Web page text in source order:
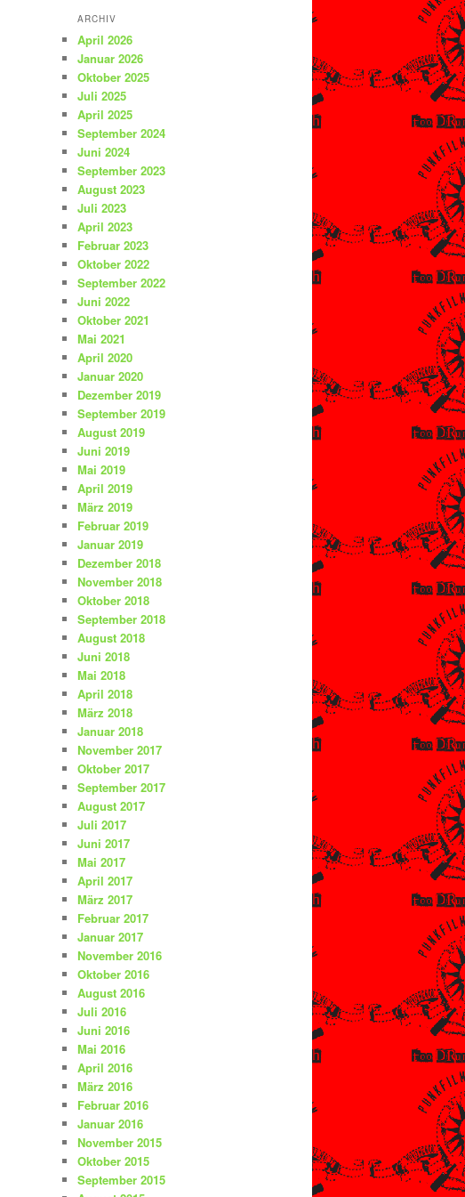
ARCHIV
April 2026
Januar 2026
Oktober 2025
Juli 2025
April 2025
September 2024
Juni 2024
September 2023
August 2023
Juli 2023
April 2023
Februar 2023
Oktober 2022
September 2022
Juni 2022
Oktober 2021
Mai 2021
April 2020
Januar 2020
Dezember 2019
September 2019
August 2019
Juni 2019
Mai 2019
April 2019
März 2019
Februar 2019
Januar 2019
Dezember 2018
November 2018
Oktober 2018
September 2018
August 2018
Juni 2018
Mai 2018
April 2018
März 2018
Januar 2018
November 2017
Oktober 2017
September 2017
August 2017
Juli 2017
Juni 2017
Mai 2017
April 2017
März 2017
Februar 2017
Januar 2017
November 2016
Oktober 2016
August 2016
Juli 2016
Juni 2016
Mai 2016
April 2016
März 2016
Februar 2016
Januar 2016
November 2015
Oktober 2015
September 2015